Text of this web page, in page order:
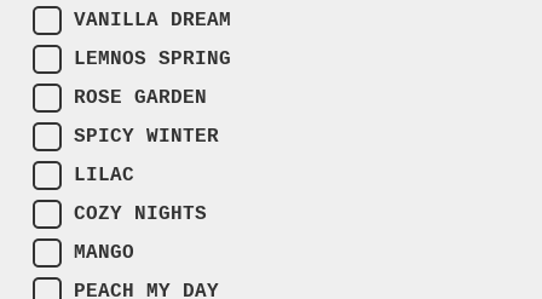
VANILLA DREAM
LEMNOS SPRING
ROSE GARDEN
SPICY WINTER
LILAC
COZY NIGHTS
MANGO
PEACH MY DAY